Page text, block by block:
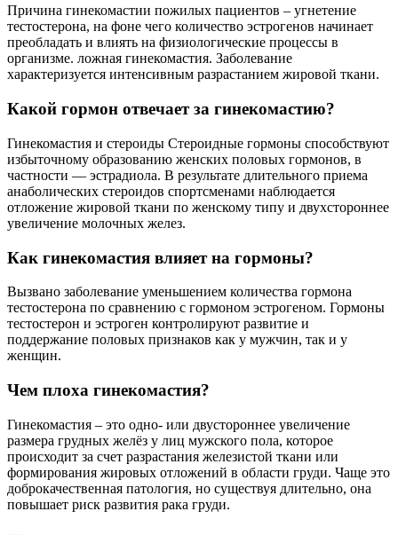
Причина гинекомастии пожилых пациентов – угнетение
тестостерона, на фоне чего количество эстрогенов начинает
преобладать и влиять на физиологические процессы в
организме. ложная гинекомастия. Заболевание
характеризуется интенсивным разрастанием жировой ткани.
Какой гормон отвечает за гинекомастию?
Гинекомастия и стероиды Стероидные гормоны способствуют
избыточному образованию женских половых гормонов, в
частности — эстрадиола. В результате длительного приема
анаболических стероидов спортсменами наблюдается
отложение жировой ткани по женскому типу и двухстороннее
увеличение молочных желез.
Как гинекомастия влияет на гормоны?
Вызвано заболевание уменьшением количества гормона
тестостерона по сравнению с гормоном эстрогеном. Гормоны
тестостерон и эстроген контролируют развитие и
поддержание половых признаков как у мужчин, так и у
женщин.
Чем плоха гинекомастия?
Гинекомастия – это одно- или двустороннее увеличение
размера грудных желёз у лиц мужского пола, которое
происходит за счет разрастания железистой ткани или
формирования жировых отложений в области груди. Чаще это
доброкачественная патология, но существуя длительно, она
повышает риск развития рака груди.